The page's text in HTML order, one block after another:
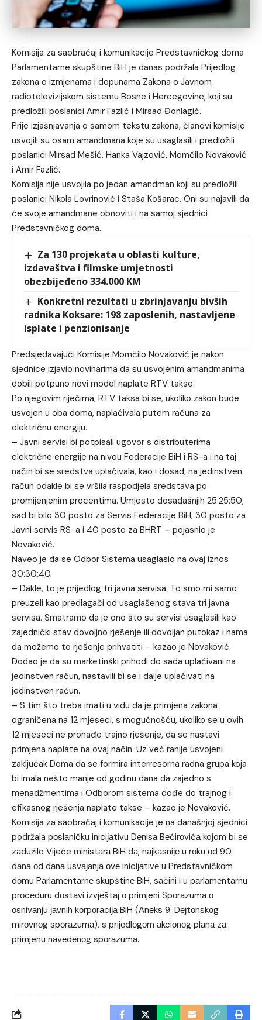
Komisija za saobraćaj i komunikacije Predstavničkog doma
Parlamentarne skupštine BiH je danas podržala Prijedlog
zakona o izmjenama i dopunama Zakona o Javnom
radiotelevizijskom sistemu Bosne i Hercegovine, koji su
predložili poslanici Amir Fazlić i Mirsad Đonlagić.
Prije izjašnjavanja o samom tekstu zakona, članovi komisije
usvojili su osam amandmana koje su usaglasili i predložili
poslanici Mirsad Mešić, Hanka Vajzović, Momčilo Novaković
i Amir Fazlić.
Komisija nije usvojila po jedan amandman koji su predložili
poslanici Nikola Lovrinović i Staša Košarac. Oni su najavili da
će svoje amandmane obnoviti i na samoj sjednici
Predstavničkog doma.
Za 130 projekata u oblasti kulture,
izdavaštva i filmske umjetnosti
obezbijeđeno 334.000 KM
Konkretni rezultati u zbrinjavanju bivših
radnika Koksare: 198 zaposlenih, nastavljene
isplate i penzionisanje
Predsjedavajući Komisije Momčilo Novaković je nakon
sjednice izjavio novinarima da su usvojenim amandmanima
dobili potpuno novi model naplate RTV takse.
Po njegovim riječima, RTV taksa bi se, ukoliko zakon bude
usvojen u oba doma, naplaćivala putem računa za
električnu energiju.
– Javni servisi bi potpisali ugovor s distributerima
električne energije na nivou Federacije BiH i RS-a i na taj
način bi se sredstva uplaćivala, kao i dosad, na jedinstven
račun odakle bi se vršila raspodjela sredstava po
promijenjenim procentima. Umjesto dosadašnjih 25:25:50,
sad bi bilo 30 posto za Servis Federacije BiH, 30 posto za
Javni servis RS-a i 40 posto za BHRT – pojasnio je
Novaković.
Naveo je da se Odbor Sistema usaglasio na ovaj iznos
30:30:40.
– Dakle, to je prijedlog tri javna servisa. To smo mi samo
preuzeli kao predlagači od usaglašenog stava tri javna
servisa. Smatramo da je ono što su servisi usaglasili kao
zajednički stav dovoljno rješenje ili dovoljan putokaz i nama
da možemo to rješenje prihvatiti – kazao je Novaković.
Dodao je da su marketinški prihodi do sada uplaćivani na
jedinstven račun, nastavili bi se i dalje uplaćivati na
jedinstven račun.
– S tim što treba imati u vidu da je primjena zakona
ograničena na 12 mjeseci, s mogućnošću, ukoliko se u ovih
12 mjeseci ne pronađe trajno rješenje, da se nastavi
primjena naplate na ovaj način. Uz već ranije usvojeni
zaključak Doma da se formira interresorna radna grupa koja
bi imala nešto manje od godinu dana da zajedno s
menadžmentima i Odborom sistema dođe do trajnog i
efikasnog rješenja naplate takse – kazao je Novaković.
Komisija za saobraćaj i komunikacije je na današnjoj sjednici
podržala pоslаničku iniciјаtivu Dеnisа Bеćirоvićа kojom bi se
zаdužilo Vijeće ministаrа BiH dа, nајkаsniје u rоku оd 90
dаnа оd dаnа usvајаnjа оvе iniciјаtivе u Prеdstаvničkоm
dоmu Pаrlаmеntаrnе skupštinе BiH, sаčini i u pаrlаmеntаrnu
prоcеduru dоstаvi izvјеštај о primjeni Spоrаzumа о
оsnivаnju јаvnih kоrpоrаciја BiH (Аnеks 9. Dејtоnskоg
mirоvnоg spоrаzumа), s priјеdlоgоm аkciоnоg plаnа zа
primjenu nаvеdеnоg spоrаzumа.